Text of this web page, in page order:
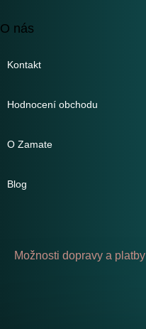
O nás
Kontakt
Hodnocení obchodu
O Zamate
Blog
Možnosti dopravy a platby